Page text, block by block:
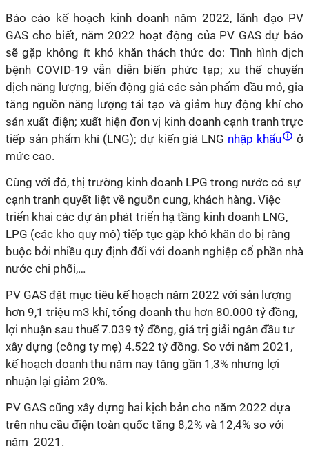
Báo cáo kế hoạch kinh doanh năm 2022, lãnh đạo PV
GAS cho biết, năm 2022 hoạt động của PV GAS dự báo
sẽ gặp không ít khó khăn thách thức do: Tình hình dịch
bệnh COVID-19 vẫn diễn biến phức tạp; xu thế chuyển
dịch năng lượng, biến động giá các sản phẩm dầu mỏ, gia
tăng nguồn năng lượng tái tạo và giảm huy động khí cho
sản xuất điện; xuất hiện đơn vị kinh doanh cạnh tranh trực
tiếp sản phẩm khí (LNG); dự kiến giá LNG nhập khẩu
ở
mức cao.
Cùng với đó, thị trường kinh doanh LPG trong nước có sự
cạnh tranh quyết liệt về nguồn cung, khách hàng. Việc
triển khai các dự án phát triển hạ tầng kinh doanh LNG,
LPG (các kho quy mô) tiếp tục gặp khó khăn do bị ràng
buộc bởi nhiều quy định đối với doanh nghiệp cổ phần nhà
nước chi phối,…
PV GAS đặt mục tiêu kế hoạch năm 2022 với sản lượng
hơn 9,1 triệu m3 khí, tổng doanh thu hơn 80.000 tỷ đồng,
lợi nhuận sau thuế 7.039 tỷ đồng, giá trị giải ngân đầu tư
xây dựng (công ty mẹ) 4.522 tỷ đồng. So với năm 2021,
kế hoạch doanh thu năm nay tăng gần 1,3% nhưng lợi
nhuận lại giảm 20%.
PV GAS cũng xây dựng hai kịch bản cho năm 2022 dựa
trên nhu cầu điện toàn quốc tăng 8,2% và 12,4% so với
năm 2021.